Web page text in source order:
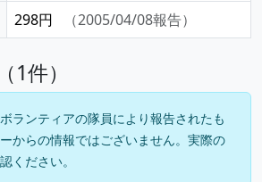
298円 （2005/04/08報告）
1件）
ランティアの隊員により報告されたも
からの情報ではございません。実際の
ください。